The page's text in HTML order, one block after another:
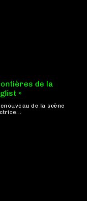
de la
»